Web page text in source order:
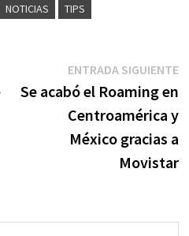
NOTICIAS TIPS
ENTRADA SIGUIENTE
Se acabó el Roaming en
Centroamérica y
México gracias a
Movistar